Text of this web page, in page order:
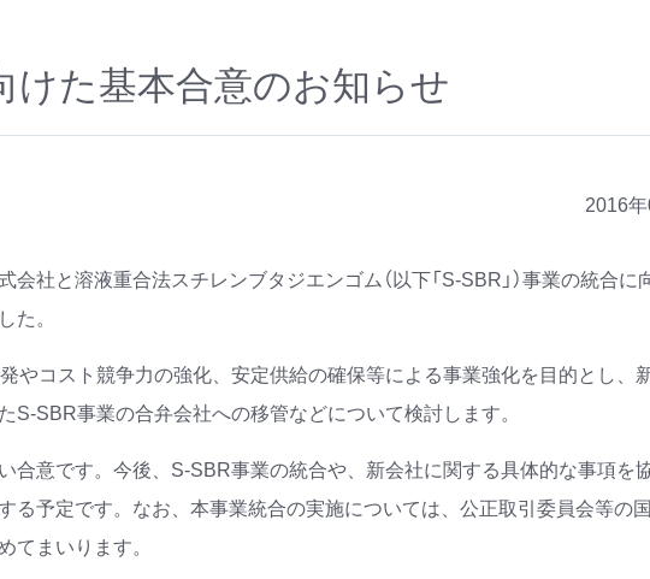
けた基本合意のお知らせ
2016
社と溶液重合法スチレンブタジエンゴム（以下「S-SBR」）事業の統合に
。
やコスト競争力の強化、安定供給の確保等による事業強化を目的とし、
SBR事業の合弁会社への移管などについて検討します。
合意です。今後、S-SBR事業の統合や、新会社に関する具体的な事項を
る予定です。なお、本事業統合の実施については、公正取引委員会等の
まいります。